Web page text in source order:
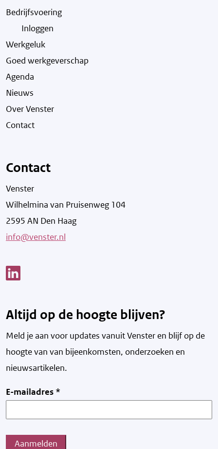
Bedrijfsvoering
Inloggen
Werkgeluk
Goed werkgeverschap
Agenda
Nieuws
Over Venster
Contact
Contact
Venster
Wilhelmina van Pruisenweg 104
2595 AN Den Haag
info@venster.nl
Altijd op de hoogte blijven?
Meld je aan voor updates vanuit Venster en blijf op de
hoogte van van bijeenkomsten, onderzoeken en
nieuwsartikelen.
E-mailadres *
Aanmelden